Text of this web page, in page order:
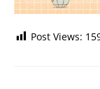
Post Views: